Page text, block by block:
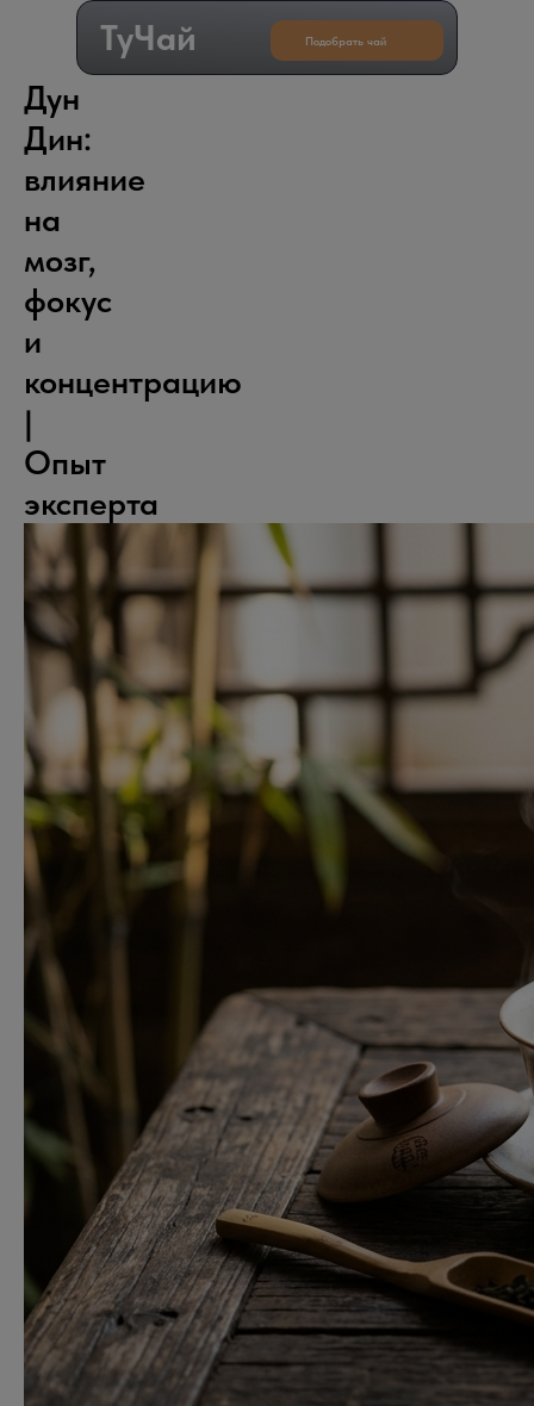
ТуЧай Подобрать чай
Дун
Дин:
влияние
на
мозг,
фокус
и
концентрацию
|
Опыт
эксперта